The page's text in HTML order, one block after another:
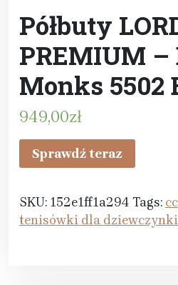
Półbuty
PREMIUM –
Monks 5502
949,00zł
Sprawdź teraz
SKU: 152e1ff1a294 Tags:
tenisówki dla dziewczynki